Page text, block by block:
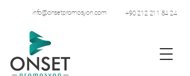
+90 212 211 84 24
info@onsetpromosyon.com